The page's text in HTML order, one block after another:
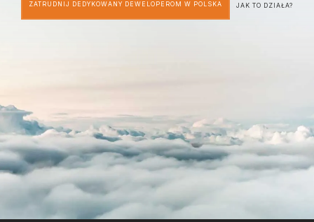
ZATRUDNIJ DEDYKOWANY DEWELOPEROM W POLSKA JAK TO DZIAŁA?